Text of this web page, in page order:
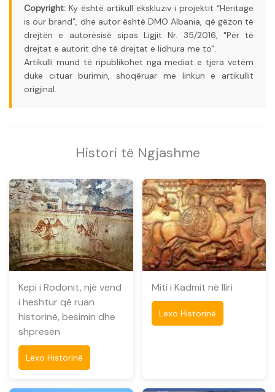
Copyright: Ky është artikull ekskluziv i projektit “Heritage
is our brand”, dhe autor është DMO Albania, që gëzon të
drejtën e autorësisë sipas Ligjit Nr. 35/2016, "Për të
drejtat e autorit dhe të drejtat e lidhura me to".
Artikulli mund të ripublikohet nga mediat e tjera vetëm
duke cituar burimin, shoqëruar me linkun e artikullit
origjinal.
Histori të Ngjashme
Kepi i Rodonit, një vend
i heshtur që ruan
historinë, besimin dhe
shpresën
Lexo Historinë
Miti i Kadmit në Iliri
Lexo Historinë